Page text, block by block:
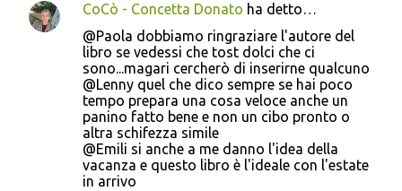
CoCò - Concetta Donato ha detto…
@Paola dobbiamo ringraziare l'autore del
libro se vedessi che tost dolci che ci
sono...magari cercherò di inserirne qualcuno
@Lenny quel che dico sempre se hai poco
tempo prepara una cosa veloce anche un
panino fatto bene e non un cibo pronto o
altra schifezza simile
@Emili si anche a me danno l'idea della
vacanza e questo libro è l'ideale con l'estate
in arrivo